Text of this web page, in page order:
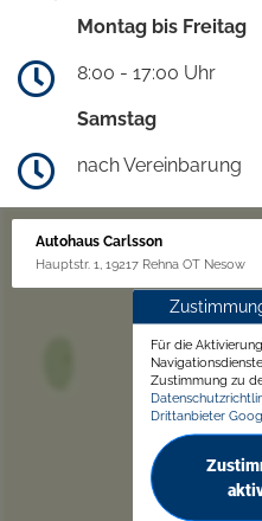
Montag bis Freitag
8:00 - 17:00 Uhr
Samstag
nach Vereinbarung
Autohaus Carlsson
Hauptstr. 1, 19217 Rehna OT Nesow
Für die
Zustimmung zu
Drittanbieter